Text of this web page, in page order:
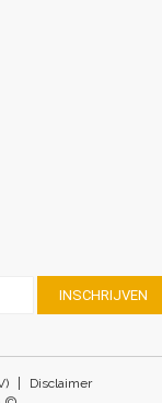
INSCHRIJVEN
| Disclaimer